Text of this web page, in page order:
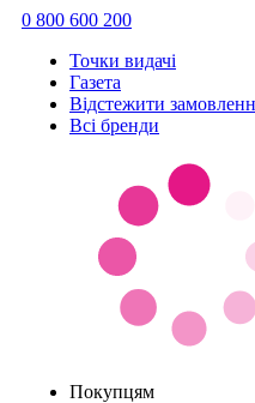
0 800 600 200
Точки видачi
Газета
Відстежити
Всі бренди
Покупцям